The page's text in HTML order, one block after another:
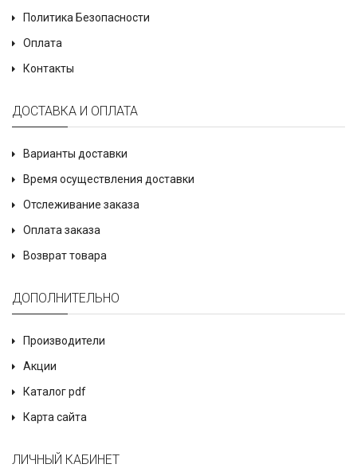
Политика Безопасности
Оплата
Контакты
ДОСТАВКА И ОПЛАТА
Варианты доставки
Время осуществления доставки
Отслеживание заказа
Оплата заказа
Возврат товара
ДОПОЛНИТЕЛЬНО
Производители
Акции
Каталог pdf
Карта сайта
ЛИЧНЫЙ КАБИНЕТ